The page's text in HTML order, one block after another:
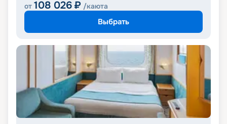
от 108 026 ₽ /каюта
Выбрать